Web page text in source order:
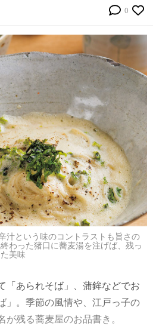
0
汁という味のコントラストも旨さの
わった猪口に蕎麦湯を注げば、残っ
美味
「あられそば」、蒲鉾などでお
」。季節の風情や、江戸っ子の
残る蕎麦屋のお品書き。